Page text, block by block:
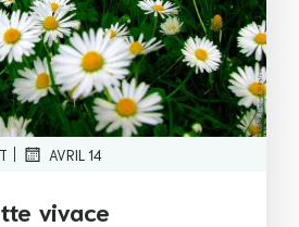
| AVRIL 14
vivace